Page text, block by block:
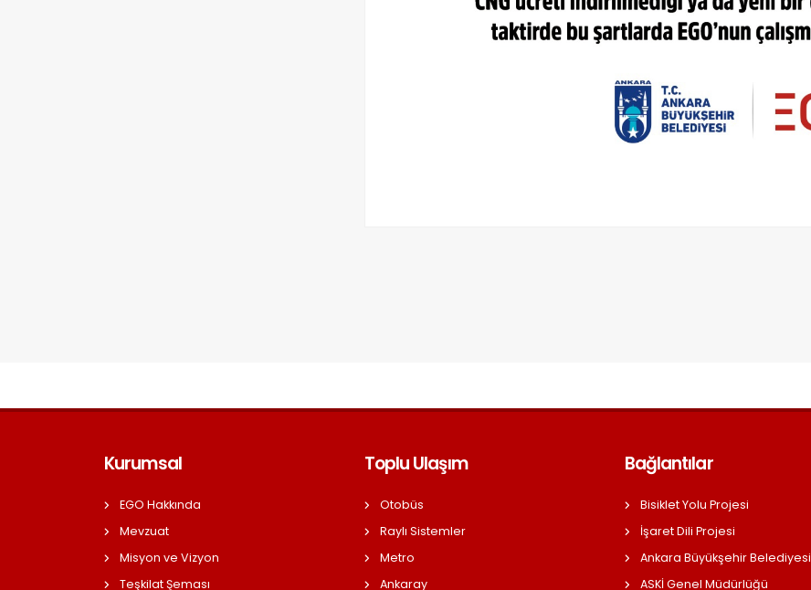
Kurumsal
EGO Hakkında
Mevzuat
Misyon ve Vizyon
Teşkilat Şeması
Toplu Ulaşım
Otobüs
Raylı Sistemler
Metro
Ankaray
Bağlantılar
Bisiklet Yolu Projesi
İşaret Dili Projesi
Ankara Büyükşehir Belediyesi
ASKİ Genel Müdürlüğü